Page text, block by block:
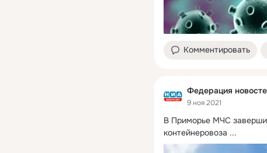
Комментировать
Федерация
9 ноя 2021
В Приморье МЧС
контейнеровоза ...